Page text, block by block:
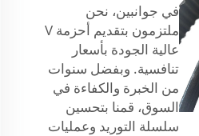
في جوانبين، نحن
ملتزمون بتقديم أحزمة V
عالية الجودة بأسعار
تنافسية. وبفضل سنوات
من الخبرة والكفاءة في
السوق، قمنا بتحسين
سلسلة التوريد وعمليات